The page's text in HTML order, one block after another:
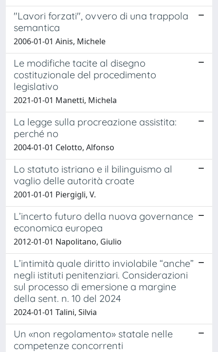
"Lavori forzati", ovvero di una trappola
semantica
2006-01-01 Ainis, Michele
Le modifiche tacite al disegno
costituzionale del procedimento
legislativo
2021-01-01 Manetti, Michela
La legge sulla procreazione assistita:
perché no
2004-01-01 Celotto, Alfonso
Lo statuto istriano e il bilinguismo al
vaglio delle autorità croate
2001-01-01 Piergigli, V.
L’incerto futuro della nuova governance
economica europea
2012-01-01 Napolitano, Giulio
L’intimità quale diritto inviolabile “anche”
negli istituti penitenziari. Considerazioni
sul processo di emersione a margine
della sent. n. 10 del 2024
2024-01-01 Talini, Silvia
Un «non regolamento» statale nelle
competenze concorrenti